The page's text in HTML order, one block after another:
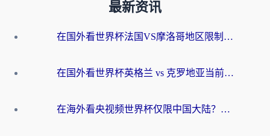
最新资讯
在国外看世界杯法国VS摩洛哥地区限制？这篇指南让你流畅看中文解说无压力
在国外看世界杯英格兰 vs 克罗地亚当前地区不可播放？这篇指南帮你搞定所有海外观赛难题
在海外看央视频世界杯仅限中国大陆？这篇指南帮你解锁中文解说+无卡顿直播